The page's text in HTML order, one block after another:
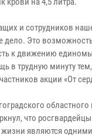
и сотрудников
Это
к движению
в трудную минуту
акции «От
что
жизни являются